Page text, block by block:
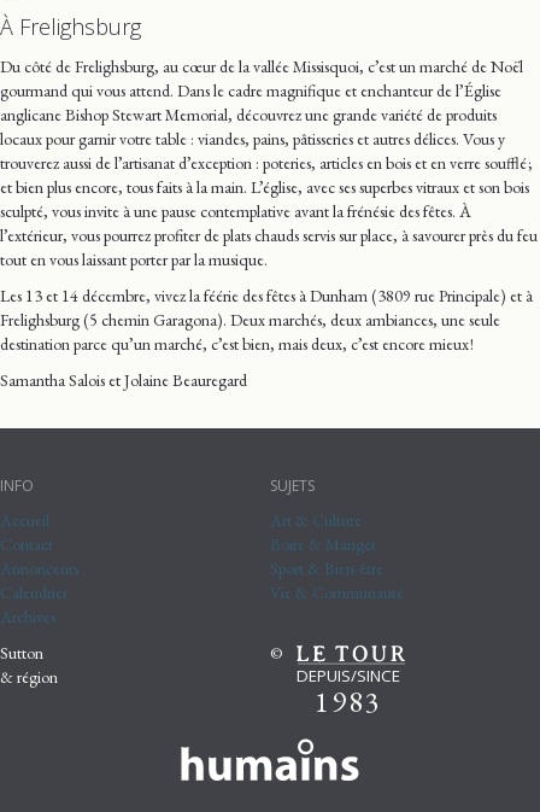
À Frelighsburg
Du côté de Frelighsburg, au cœur de la vallée Missisquoi, c’est un marché de Noël
gourmand qui vous attend. Dans le cadre magnifique et enchanteur de l’Église
anglicane Bishop Stewart Memorial, découvrez une grande variété de produits
locaux pour garnir votre table : viandes, pains, pâtisseries et autres délices. Vous y
trouverez aussi de l’artisanat d’exception : poteries, articles en bois et en verre soufflé ;
et bien plus encore, tous faits à la main. L’église, avec ses superbes vitraux et son bois
sculpté, vous invite à une pause contemplative avant la frénésie des fêtes. À
l’extérieur, vous pourrez profiter de plats chauds servis sur place, à savourer près du feu
tout en vous laissant porter par la musique.
Les 13 et 14 décembre, vivez la féérie des fêtes à Dunham (3809 rue Principale) et à
Frelighsburg (5 chemin Garagona). Deux marchés, deux ambiances, une seule
destination parce qu’un marché, c’est bien, mais deux, c’est encore mieux !
Samantha Salois et Jolaine Beauregard
INFO
Accueil
Contact
Annonceurs
Calendrier
Archives
SUJETS
Art & Culture
Boire & Manger
Sport & Bien-être
Vie & Communauté
Sutton
& région
©
DEPUIS/SINCE
1983